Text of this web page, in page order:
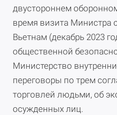
двустороннем
время визита Министра
Вьетнам (декабрь 2023
общественной
Министерство
переговоры по трем
торговлей людьми, об
осужденных лиц.